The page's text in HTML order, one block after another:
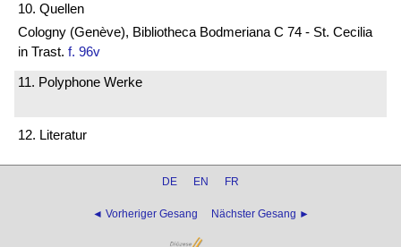
10. Quellen
Cologny (Genève), Bibliotheca Bodmeriana C 74 - St. Cecilia
in Trast. f. 96v
11. Polyphone Werke
12. Literatur
DE EN FR
◄ Vorheriger Gesang Nächster Gesang ►